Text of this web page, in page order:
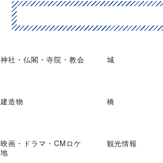
神社・仏閣・寺院・教会 城
建造物 橋
映画・ドラマ・CMロケ
地
観光情報